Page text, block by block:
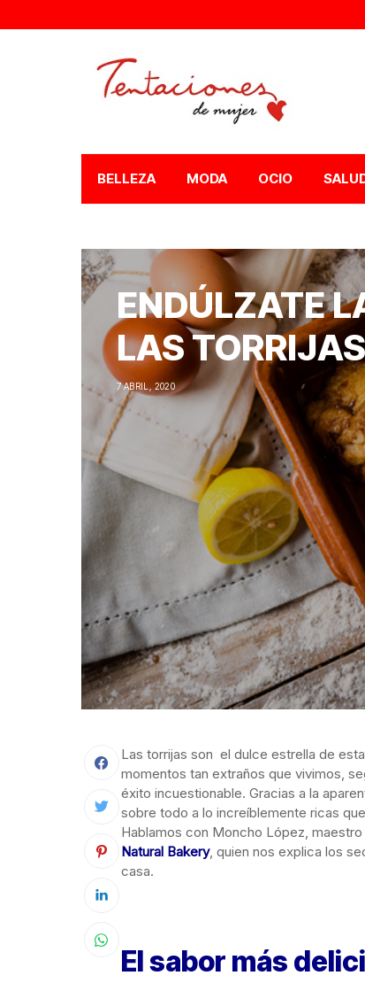
BELLEZA MODA OCIO
ENDÚLZATE
LAS
7 ABRIL, 2020
Las torrijas son el dulce estrella de
momentos tan extraños que vivimos,
éxito incuestionable. Gracias a la
sobre todo a lo increíblemente ricas
Hablamos con Moncho López,
Natural Bakery, quien nos explica los
casa.
El sabor más